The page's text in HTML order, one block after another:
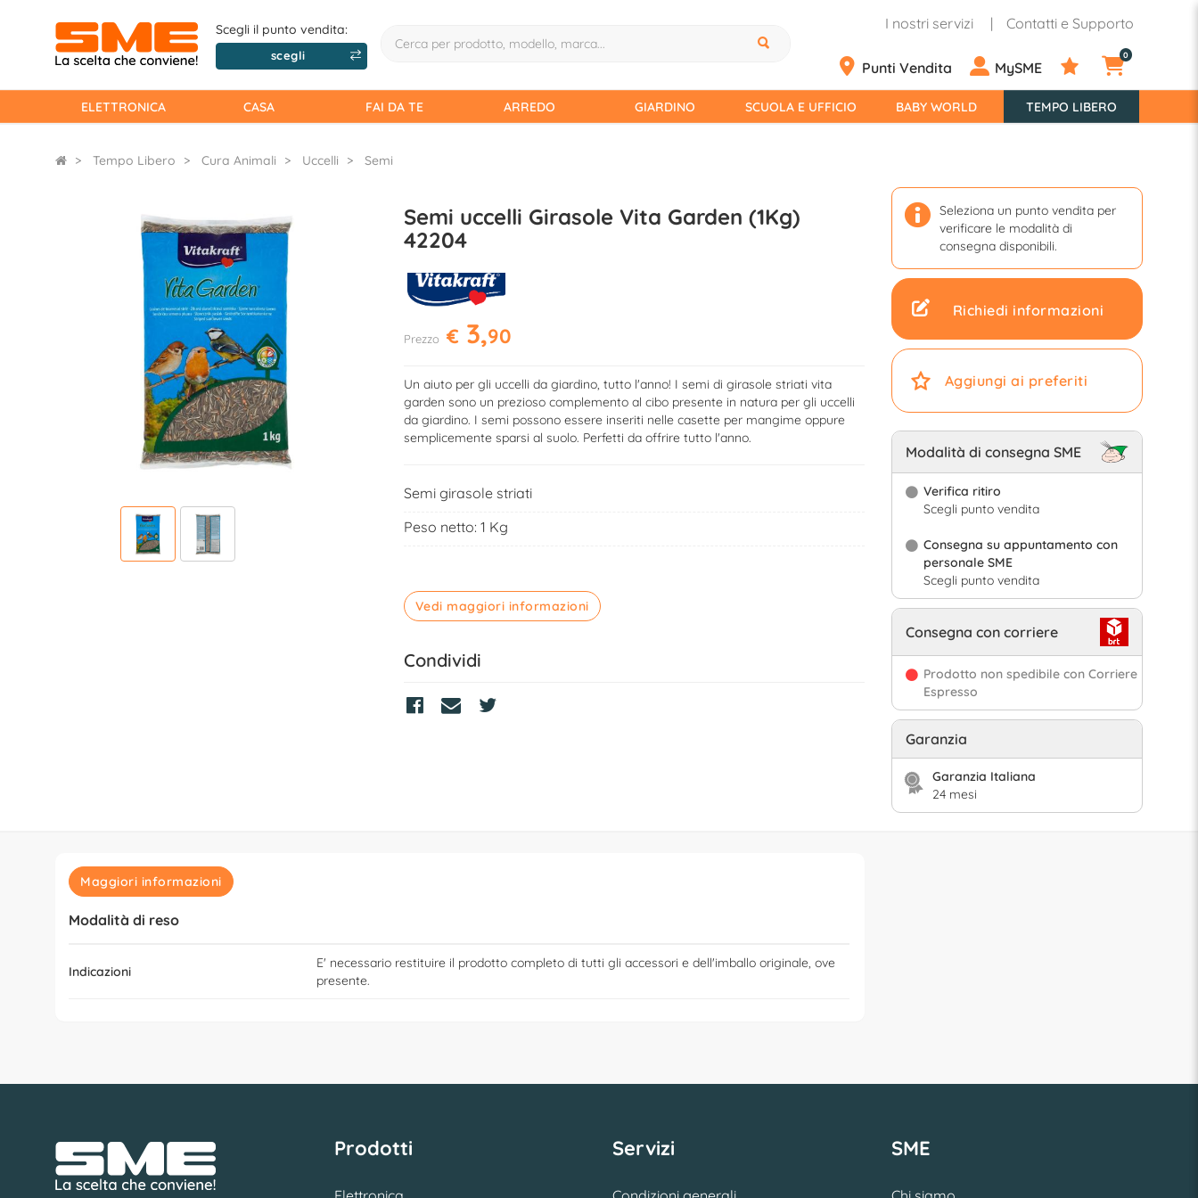
Scegli il punto vendita:
scegli
I nostri servizi Contatti e Supporto
Punti Vendita MySME
0
ELETTRONICA CASA FAI DA TE ARREDO GIARDINO SCUOLA E UFFICIO BABY WORLD TEMPO LIBERO
Tempo Libero Cura Animali Uccelli Semi
Semi uccelli Girasole Vita Garden (1Kg)
42204
Prezzo € 3,90
Un aiuto per gli uccelli da giardino, tutto l'anno! I semi di girasole striati vita
garden sono un prezioso complemento al cibo presente in natura per gli uccelli
da giardino. I semi possono essere inseriti nelle casette per mangime oppure
semplicemente sparsi al suolo. Perfetti da offrire tutto l'anno.
Semi girasole striati
Peso netto: 1 Kg
Vedi maggiori informazioni
Condividi
Seleziona un punto vendita per
verificare le modalità di
consegna disponibili.
Richiedi informazioni
Aggiungi ai preferiti
Modalità di consegna SME
Verifica ritiro
Scegli punto vendita
Consegna su appuntamento con
personale SME
Scegli punto vendita
Consegna con corriere
Prodotto non spedibile con Corriere
Espresso
Garanzia
Garanzia Italiana
24 mesi
Maggiori informazioni
Modalità di reso
Indicazioni
E' necessario restituire il prodotto completo di tutti gli accessori e dell'imballo originale, ove
presente.
Prodotti Servizi SME